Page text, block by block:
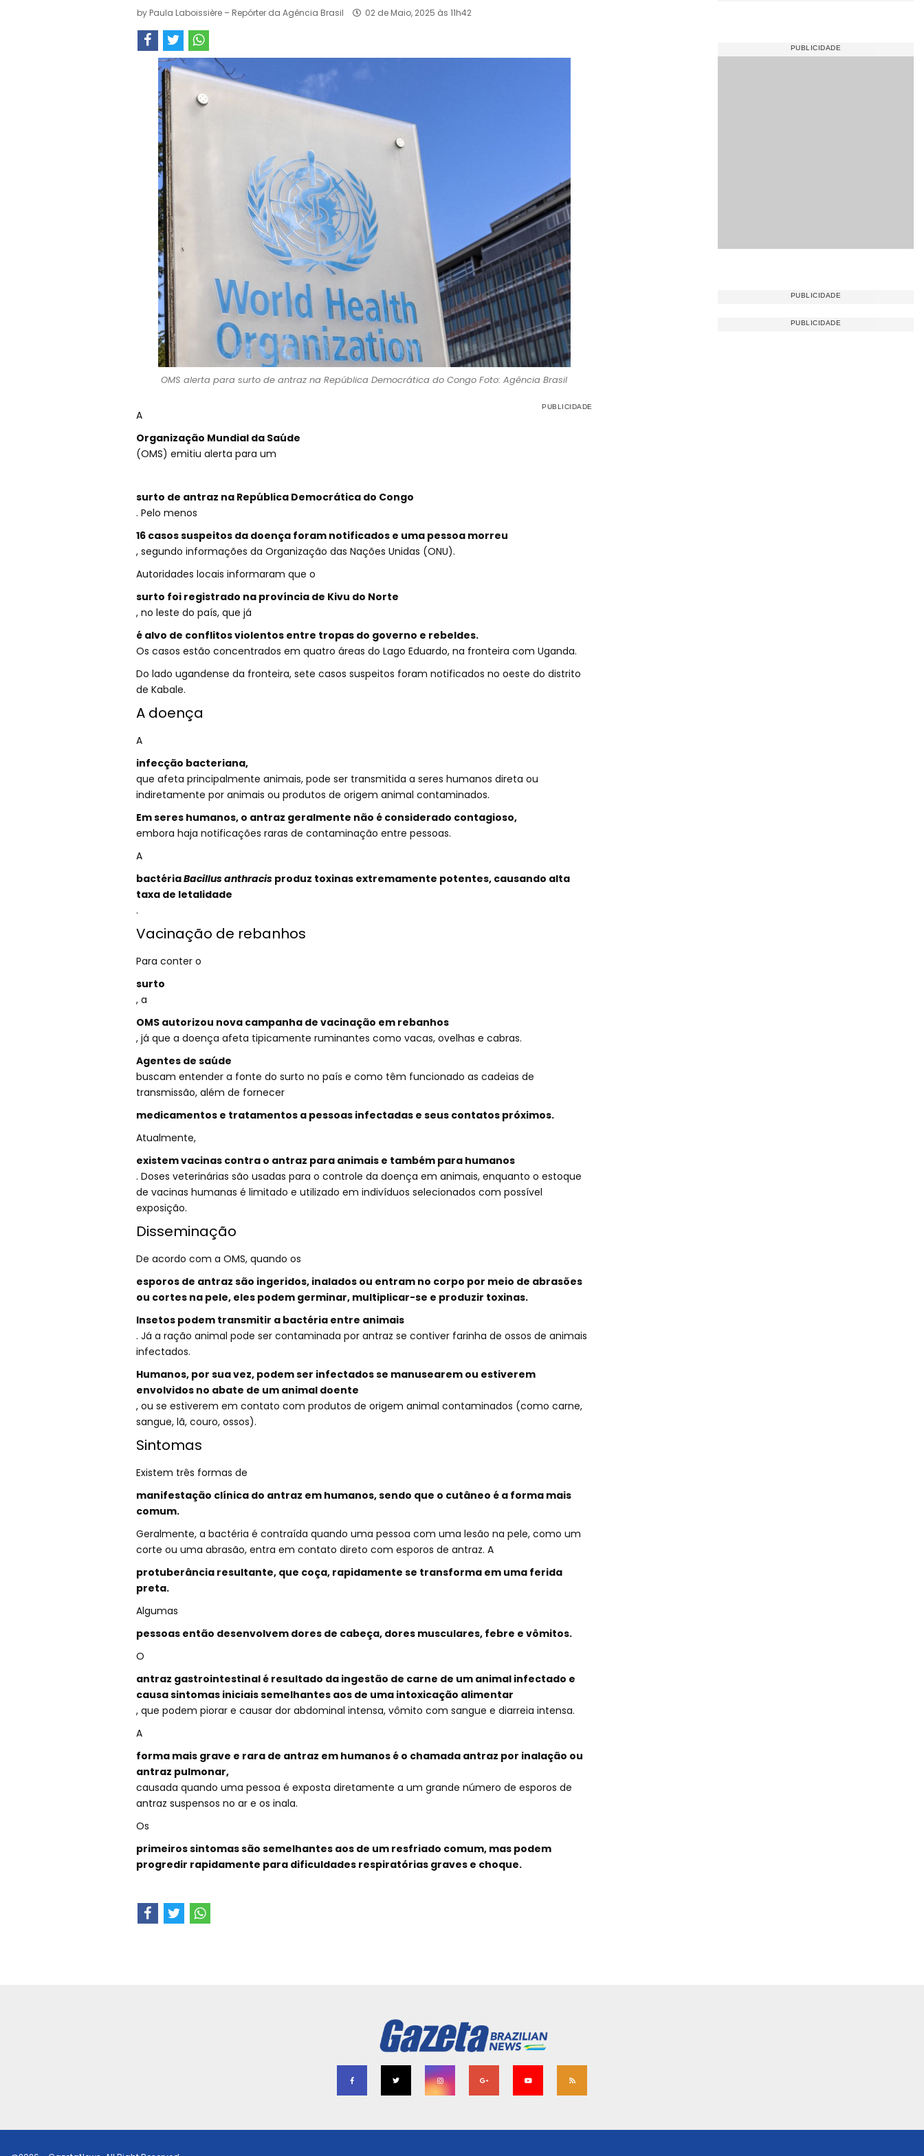
by Paula Laboissière – Repórter da Agência Brasil 02 de Maio, 2025 às 11h42
OMS alerta para surto de antraz na República Democrática do Congo Foto: Agência Brasil
A
Organização Mundial da Saúde
(OMS) emitiu alerta para um
surto de antraz na República Democrática do Congo
. Pelo menos
16 casos suspeitos da doença foram notificados e uma pessoa morreu
, segundo informações da Organização das Nações Unidas (ONU).
Autoridades locais informaram que o
surto foi registrado na província de Kivu do Norte
, no leste do país, que já
é alvo de conflitos violentos entre tropas do governo e rebeldes.
Os casos estão concentrados em quatro áreas do Lago Eduardo, na fronteira com Uganda.
Do lado ugandense da fronteira, sete casos suspeitos foram notificados no oeste do distrito
de Kabale.
A doença
A
infecção bacteriana,
que afeta principalmente animais, pode ser transmitida a seres humanos direta ou
indiretamente por animais ou produtos de origem animal contaminados.
Em seres humanos, o antraz geralmente não é considerado contagioso,
embora haja notificações raras de contaminação entre pessoas.
A
bactériaBacillus anthracisproduz toxinas extremamente potentes, causando alta
taxa de letalidade
.
Vacinação de rebanhos
Para conter o
surto
, a
OMS autorizou nova campanha de vacinação em rebanhos
, já que a doença afeta tipicamente ruminantes como vacas, ovelhas e cabras.
Agentes de saúde
buscam entender a fonte do surto no país e como têm funcionado as cadeias de
transmissão, além de fornecer
medicamentos e tratamentos a pessoas infectadas e seus contatos próximos.
Atualmente,
existem vacinas contra o antraz para animais e também para humanos
. Doses veterinárias são usadas para o controle da doença em animais, enquanto o estoque
de vacinas humanas é limitado e utilizado em indivíduos selecionados com possível
exposição.
Disseminação
De acordo com a OMS, quando os
esporos de antraz são ingeridos, inalados ou entram no corpo por meio de abrasões
ou cortes na pele, eles podem germinar, multiplicar-se e produzir toxinas.
Insetos podem transmitir a bactéria entre animais
. Já a ração animal pode ser contaminada por antraz se contiver farinha de ossos de animais
infectados.
Humanos, por sua vez, podem ser infectados se manusearem ou estiverem
envolvidos no abate de um animal doente
, ou se estiverem em contato com produtos de origem animal contaminados (como carne,
sangue, lã, couro, ossos).
Sintomas
Existem três formas de
manifestação clínica do antraz em humanos, sendo que o cutâneo é a forma mais
comum.
Geralmente, a bactéria é contraída quando uma pessoa com uma lesão na pele, como um
corte ou uma abrasão, entra em contato direto com esporos de antraz. A
protuberância resultante, que coça, rapidamente se transforma em uma ferida
preta.
Algumas
pessoas então desenvolvem dores de cabeça, dores musculares, febre e vômitos.
O
antraz gastrointestinal é resultado da ingestão de carne de um animal infectado e
causa sintomas iniciais semelhantes aos de uma intoxicação alimentar
, que podem piorar e causar dor abdominal intensa, vômito com sangue e diarreia intensa.
A
forma mais grave e rara de antraz em humanos é o chamada antraz por inalação ou
antraz pulmonar,
causada quando uma pessoa é exposta diretamente a um grande número de esporos de
antraz suspensos no ar e os inala.
Os
primeiros sintomas são semelhantes aos de um resfriado comum, mas podem
progredir rapidamente para dificuldades respiratórias graves e choque.